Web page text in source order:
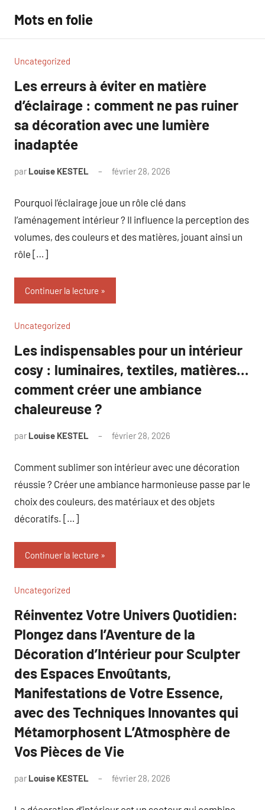
contenu
Mots en folie
Uncategorized
Les erreurs à éviter en matière
d’éclairage : comment ne pas ruiner
sa décoration avec une lumière
inadaptée
par Louise KESTEL février 28, 2026
Pourquoi l’éclairage joue un rôle clé dans
l’aménagement intérieur ? Il influence la perception des
volumes, des couleurs et des matières, jouant ainsi un
rôle […]
Continuer la lecture
Uncategorized
Les indispensables pour un intérieur
cosy : luminaires, textiles, matières…
comment créer une ambiance
chaleureuse ?
par Louise KESTEL février 28, 2026
Comment sublimer son intérieur avec une décoration
réussie ? Créer une ambiance harmonieuse passe par le
choix des couleurs, des matériaux et des objets
décoratifs. […]
Continuer la lecture
Uncategorized
Réinventez Votre Univers Quotidien:
Plongez dans l’Aventure de la
Décoration d’Intérieur pour Sculpter
des Espaces Envoûtants,
Manifestations de Votre Essence,
avec des Techniques Innovantes qui
Métamorphosent L’Atmosphère de
Vos Pièces de Vie
par Louise KESTEL février 28, 2026